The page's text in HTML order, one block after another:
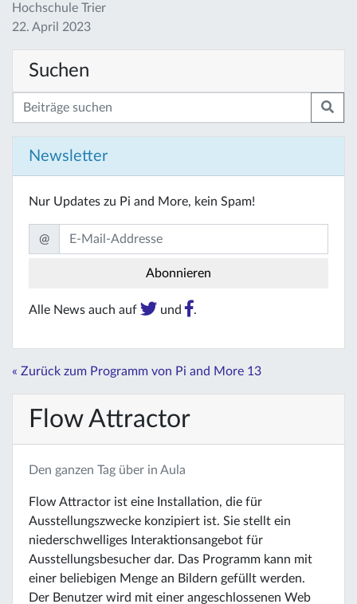
Hochschule Trier
22. April 2023
Suchen
Newsletter
Nur Updates zu Pi and More, kein Spam!
@
Alle News auch auf und .
« Zurück zum Programm von Pi and More 13
Flow Attractor
Den ganzen Tag über in Aula
Flow Attractor ist eine Installation, die für
Ausstellungszwecke konzipiert ist. Sie stellt ein
niederschwelliges Interaktionsangebot für
Ausstellungsbesucher dar. Das Programm kann mit
einer beliebigen Menge an Bildern gefüllt werden.
Der Benutzer wird mit einer angeschlossenen Web